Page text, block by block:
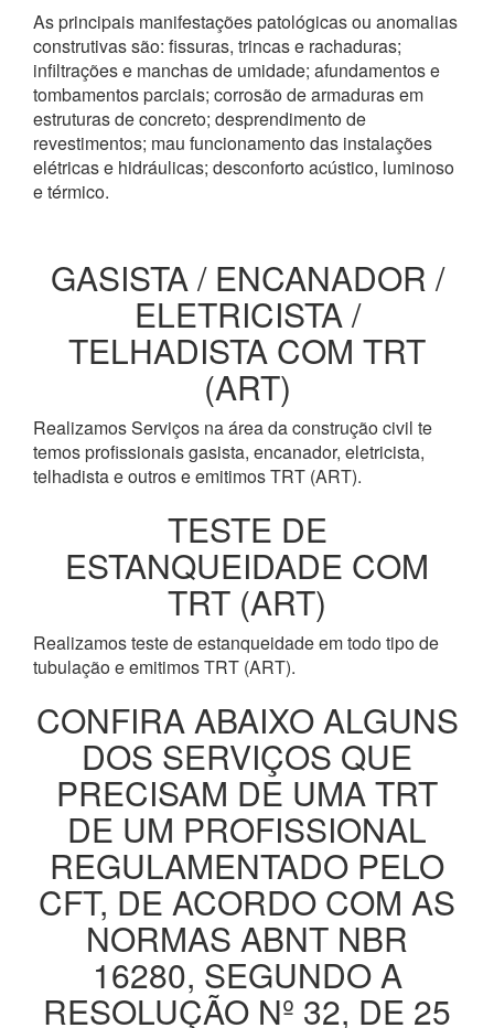
As principais manifestações patológicas ou anomalias
construtivas são: fissuras, trincas e rachaduras;
infiltrações e manchas de umidade; afundamentos e
tombamentos parciais; corrosão de armaduras em
estruturas de concreto; desprendimento de
revestimentos; mau funcionamento das instalações
elétricas e hidráulicas; desconforto acústico, luminoso
e térmico.
GASISTA / ENCANADOR /
ELETRICISTA /
TELHADISTA COM TRT
(ART)
Realizamos Serviços na área da construção civil te
temos profissionais gasista, encanador, eletricista,
telhadista e outros e emitimos TRT (ART).
TESTE DE
ESTANQUEIDADE COM
TRT (ART)
Realizamos teste de estanqueidade em todo tipo de
tubulação e emitimos TRT (ART).
CONFIRA ABAIXO ALGUNS
DOS SERVIÇOS QUE
PRECISAM DE UMA TRT
DE UM PROFISSIONAL
REGULAMENTADO PELO
CFT, DE ACORDO COM AS
NORMAS ABNT NBR
16280, SEGUNDO A
RESOLUÇÃO Nº 32, DE 25